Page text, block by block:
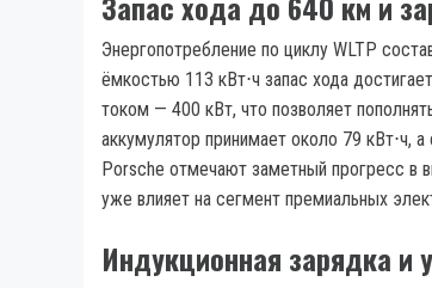
Энергопотребление по циклу WLTP
ёмкостью 113 кВт⋅ч запас хода
током — 400 кВт, что позволяет
аккумулятор принимает около 79 кВт⋅ч,
Porsche отмечают заметный прогресс в
уже влияет на сегмент премиальных
Индукционная зарядка и